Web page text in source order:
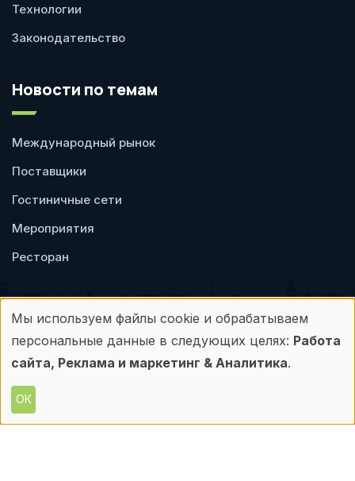
Технологии
Законодательство
Новости по темам
Международный рынок
Поставщики
Гостиничные сети
Мероприятия
Ресторан
Пользовательское
соглашение
Политика
конфиденциальности
Любое использование материалов с данного
Использование
персональных
данных
и
Мы используем файлы cookie и обрабатываем
персональные данные в следующих целях: Работа
сайта, Реклама и маркетинг & Аналитика.
ОК